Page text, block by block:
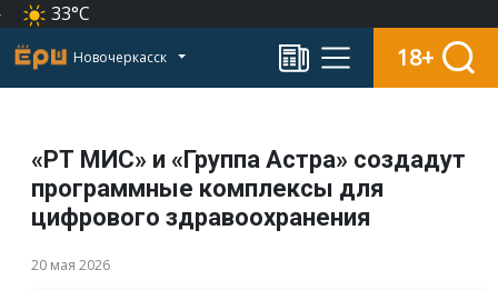
33°C
Новочеркасск 18+
«РТ МИС» и «Группа Астра» создадут
программные комплексы для
цифрового здравоохранения
20 мая 2026